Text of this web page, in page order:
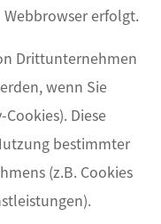
erfolgt.
Drittunternehmen
wenn Sie
Diese
bestimmter
(z.B. Cookies